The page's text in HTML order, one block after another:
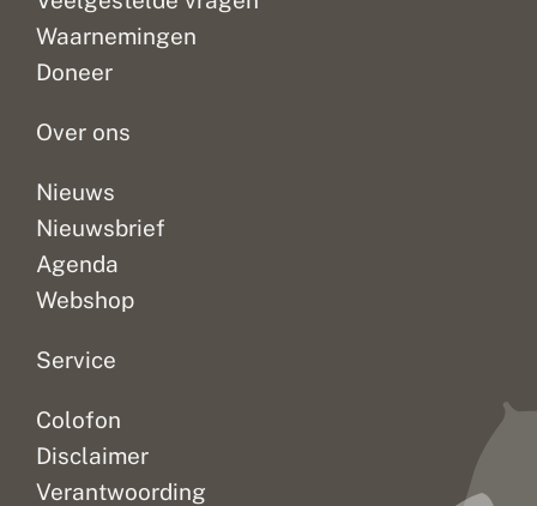
Waarnemingen
Doneer
Over ons
Nieuws
Nieuwsbrief
Agenda
Webshop
Service
Colofon
Disclaimer
Verantwoording